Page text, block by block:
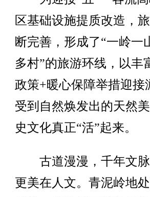
区基础设施提质改造，
断完善，形成了“一岭一
多村”的旅游环线，以丰
政策+暖心保障举措迎接
受到自然焕发出的天然
史文化真正“活”起来。
古道漫漫，千年文脉
更美在人文。青泥岭地